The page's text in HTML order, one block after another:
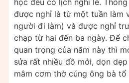
được nghỉ là từ một tuần làm
người đi làm) và được nghỉ
chạp từ hai đến ba ngày. Để
quan trọng của năm này thì
sửa rất nhiều đồ mới, dọn
mâm cơm thờ cúng ông bà tổ